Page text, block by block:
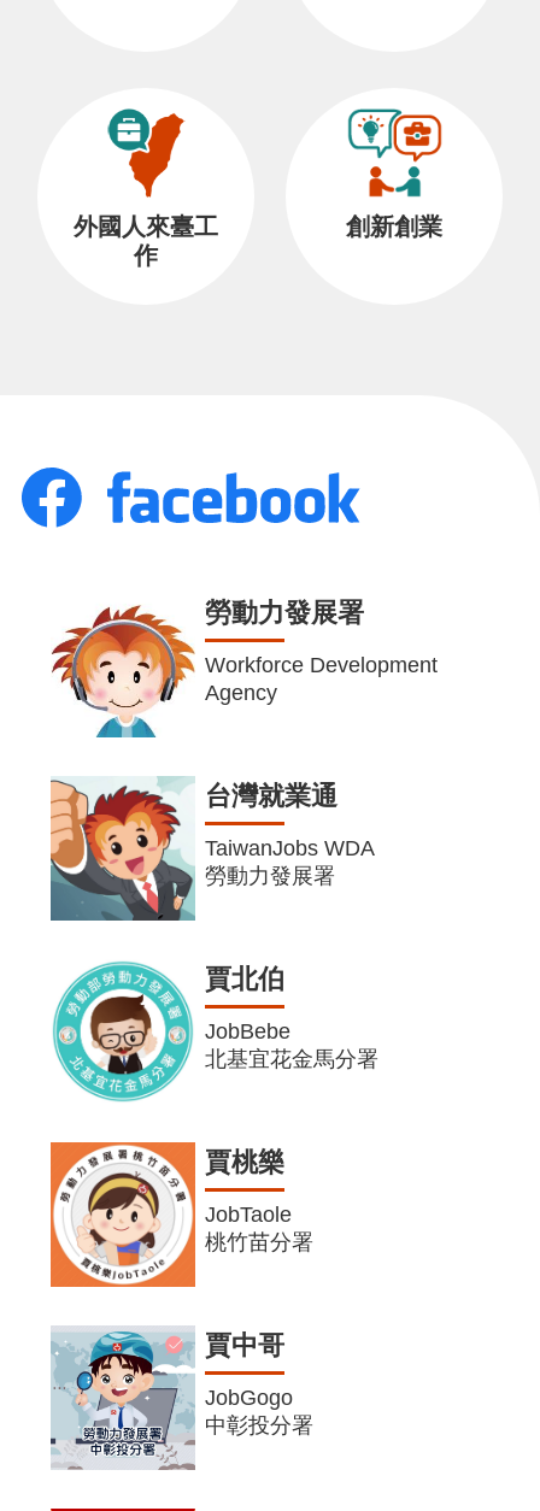
外國人來臺工
作
創新創業
勞動力發展署
Workforce Development
Agency
台灣就業通
TaiwanJobs WDA
勞動力發展署
賈北伯
JobBebe
北基宜花金馬分署
賈桃樂
JobTaole
桃竹苗分署
賈中哥
JobGogo
中彰投分署